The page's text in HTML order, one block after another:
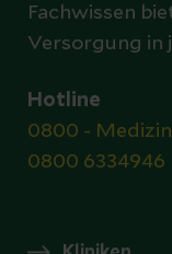
Fachwissen
Versorgung in
Hotline
0800 - Medizin
0800 6334946